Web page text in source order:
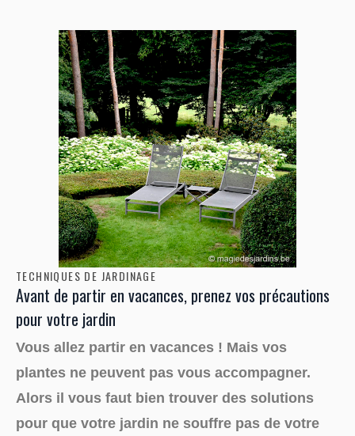
TECHNIQUES DE JARDINAGE
Avant de partir en vacances, prenez vos précautions
pour votre jardin
Vous allez partir en vacances ! Mais vos
plantes ne peuvent pas vous accompagner.
Alors il vous faut bien trouver des solutions
pour que votre jardin ne souffre pas de votre